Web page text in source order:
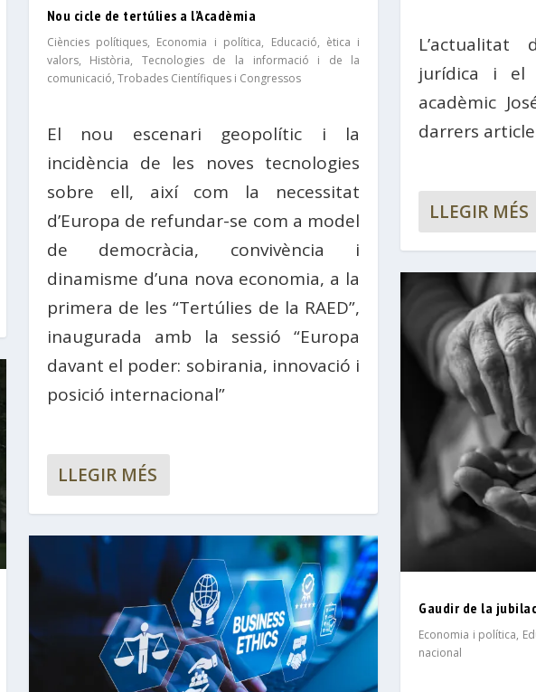
Nou cicle de tertúlies a l’Acadèmia
Ciències polítiques, Economia i política, Educació, ètica i
valors, Història, Tecnologies de la informació i de la
comunicació, Trobades Científiques i Congressos
El nou escenari geopolític i la
incidència de les noves tecnologies
sobre ell, així com la necessitat
d’Europa de refundar-se com a model
de democràcia, convivència i
dinamisme d’una nova economia, a la
primera de les “Tertúlies de la RAED”,
inaugurada amb la sessió “Europa
davant el poder: sobirania, innovació i
posició internacional”
LLEGIR MÉS
L’actualitat
jurídica i el
acadèmic
darrers
LLEGIR MÉS
Gaudir de la
Economia i política,
nacional